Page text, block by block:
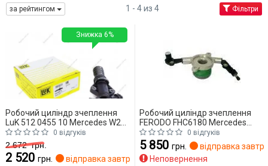
за рейтингом 1 - 4 из 4 Фільтри
Робочий циліндр зчеплення
LuK 512 0455 10 Mercedes W204
(CLASS-C)
0 відгуків
2 672грн.
2 520 грн. відправка завтра
Знижка 6%
Робочий циліндр зчеплення
FERODO FHC6180 Mercedes
W204 (CLASS-C)0 відгуків
5 850 грн.
відправка
Неповернення